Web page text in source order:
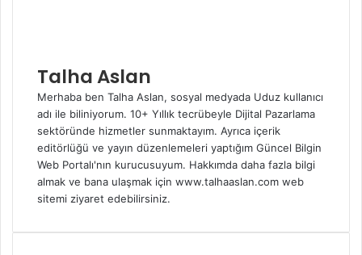
Talha Aslan
Merhaba ben Talha Aslan, sosyal medyada Uduz kullanıcı
adı ile biliniyorum. 10+ Yıllık tecrübeyle Dijital Pazarlama
sektöründe hizmetler sunmaktayım. Ayrıca içerik
editörlüğü ve yayın düzenlemeleri yaptığım Güncel Bilgin
Web Portalı'nın kurucusuyum. Hakkımda daha fazla bilgi
almak ve bana ulaşmak için www.talhaaslan.com web
sitemi ziyaret edebilirsiniz.
e
n